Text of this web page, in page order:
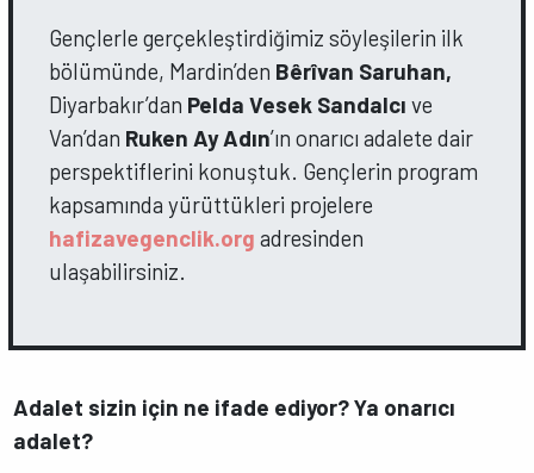
Gençlerle gerçekleştirdiğimiz söyleşilerin ilk
bölümünde, Mardin’den Bêrîvan Saruhan,
Diyarbakır’dan Pelda Vesek Sandalcı ve
Van’dan Ruken Ay Adın’ın onarıcı adalete dair
perspektiflerini konuştuk. Gençlerin program
kapsamında yürüttükleri projelere
hafizavegenclik.org adresinden
ulaşabilirsiniz.
Adalet sizin için ne ifade ediyor? Ya onarıcı
adalet?